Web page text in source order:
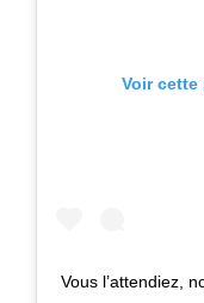
Voir
Vous l’attendiez,